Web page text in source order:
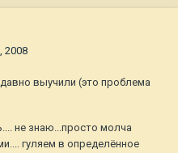
2008
выучили (это проблема
не знаю...просто молча
гуляем в определённое